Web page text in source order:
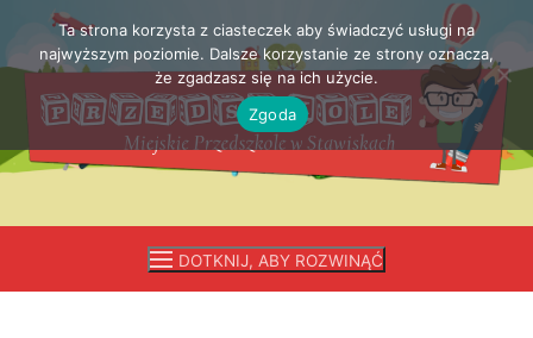
Przejdź
treści
DOTKNIJ, ABY ROZWINĄĆ
Ta strona korzysta z ciasteczek aby świadczyć usługi na
najwyższym poziomie. Dalsze korzystanie ze strony oznacza,
że zgadzasz się na ich użycie.
Zgoda